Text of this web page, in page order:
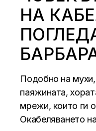
НА
Подобно на мухи,
паяжината,
мрежи, които ги
Окабеляването